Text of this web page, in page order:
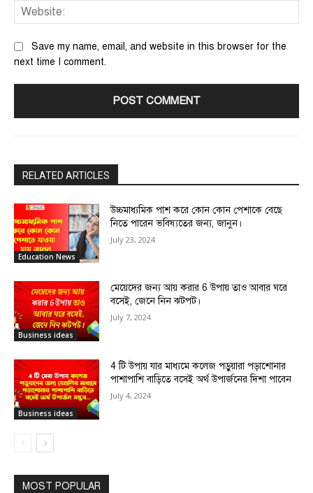
Save my name, email, and website in this browser for the
next time I comment.
RELATED ARTICLES
Education News
উচ্চমাধ্যমিক পাশ করে কোন কোন পেশাকে বেছে
নিতে পারেন ভবিষ্যতের জন্য, জানুন।
July 23, 2024
Business ideas
মেয়েদের জন্য আয় করার 6 উপায় তাও আবার ঘরে
বসেই, জেনে নিন ঝটপট।
July 7, 2024
Business ideas
4 টি উপায় যার মাধ্যমে কলেজ পড়ুয়ারা পড়াশোনার
পাশাপাশি বাড়িতে বসেই অর্থ উপার্জনের দিশা পাবেন
July 4, 2024
MOST POPULAR